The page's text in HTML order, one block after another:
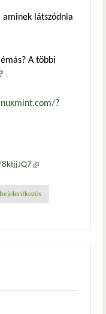
aminek látszódnia
A többi
?
(külső
bejelentkezés